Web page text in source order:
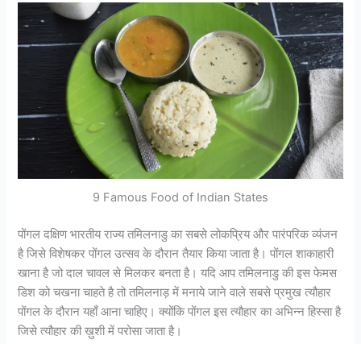
9 Famous Food of Indian States
पोंगल दक्षिण भारतीय राज्य तमिलनाडु का सबसे लोकप्रिय और पारंपरिक व्यंजन
है जिसे विशेषकर पोंगल उत्सव के दौरान तैयार किया जाता है। पोंगल शाकाहारी
खाना है जो दाल चावल से मिलकर बनता है। यदि आप तमिलनाडु की इस फेमस
डिश को चखना चाहते है तो तमिलनाड़ में मनाये जाने वाले सबसे प्रमुख त्यौहार
पोंगल के दौरान यहाँ आना चाहिए। क्योंकि पोंगल इस त्यौहार का अभिन्न हिस्सा है
जिसे त्यौहार की ख़ुशी में परोसा जाता है।